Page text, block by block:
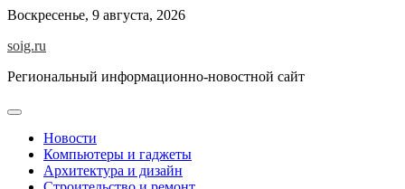
Skip
content
Воскресенье, 9 августа, 2026
soig.ru
Региональный информационно-новостной сайт
Новости
Компьютеры и гаджеты
Архитектура и дизайн